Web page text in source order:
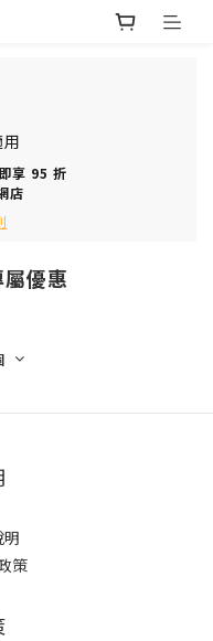
享 95 折
店
優惠
策